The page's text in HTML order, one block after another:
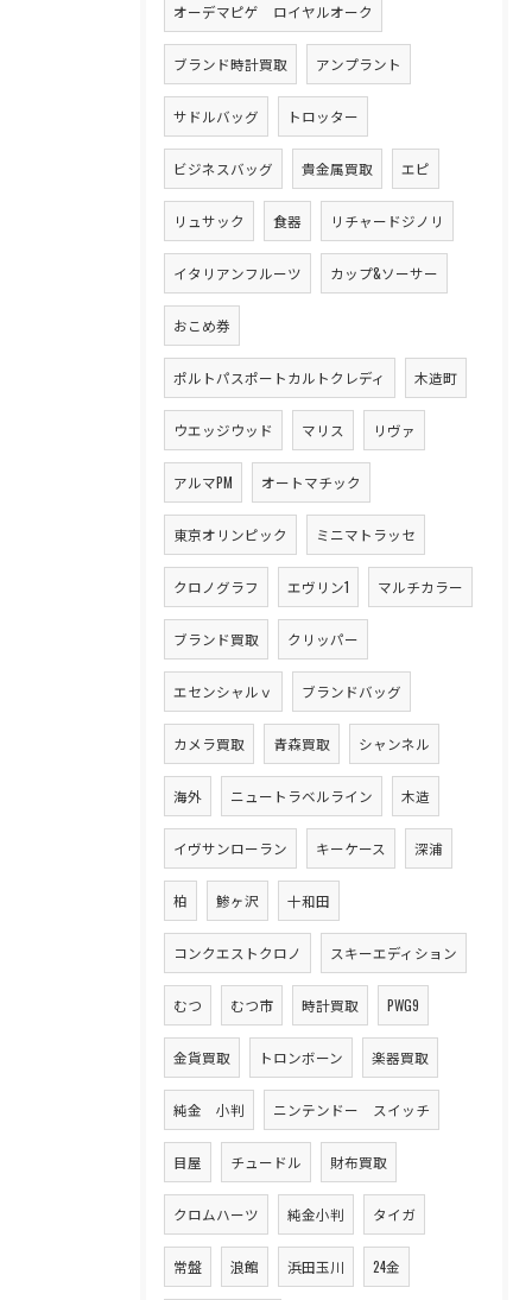
オーデマピゲ ロイヤルオーク
ブランド時計買取 アンプラント
サドルバッグ トロッター
ビジネスバッグ 貴金属買取 エピ
リュサック 食器 リチャードジノリ
イタリアンフルーツ カップ&ソーサー
おこめ券
ポルトパスポートカルトクレディ 木造町
ウエッジウッド マリス リヴァ
アルマPM オートマチック
東京オリンピック ミニマトラッセ
クロノグラフ エヴリン1 マルチカラー
ブランド買取 クリッパー
エセンシャルｖ ブランドバッグ
カメラ買取 青森買取 シャンネル
海外 ニュートラベルライン 木造
イヴサンローラン キーケース 深浦
柏 鯵ヶ沢 十和田
コンクエストクロノ スキーエディション
むつ むつ市 時計買取 PWG9
金貨買取 トロンボーン 楽器買取
純金 小判 ニンテンドー スイッチ
目屋 チュードル 財布買取
クロムハーツ 純金小判 タイガ
常盤 浪館 浜田玉川 24金